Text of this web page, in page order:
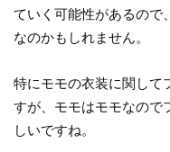
ていく可能性があるので
なのかもしれません。
特にモモの衣装に関して
すが、モモはモモなので
しいですね。